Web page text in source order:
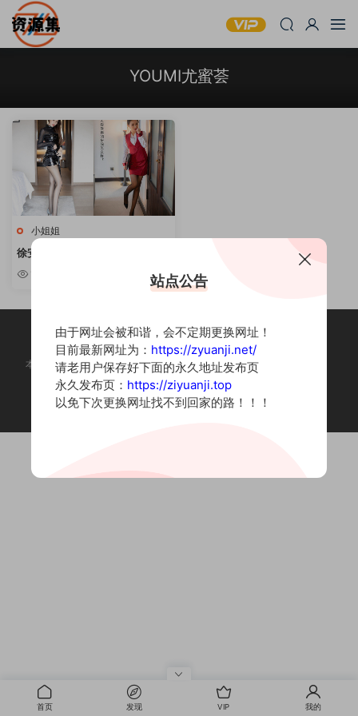
YOUMI尤蜜荟
小姐姐
徐安安 – 52套合集 [持续更新]
本站为摄影写真图片网站，内容来自网络收集整理，仅作个人学习使用。
如有违法内容请联系删除
Copyright © 2022 资源集
首页 发现 VIP 我的
站点公告
由于网址会被和谐，会不定期更换网址！
目前最新网址为： https://zyuanji.net/
请老用户保存好下面的永久地址发布页
永久发布页： https://ziyuanji.top
以免下次更换网址找不到回家的路！！！